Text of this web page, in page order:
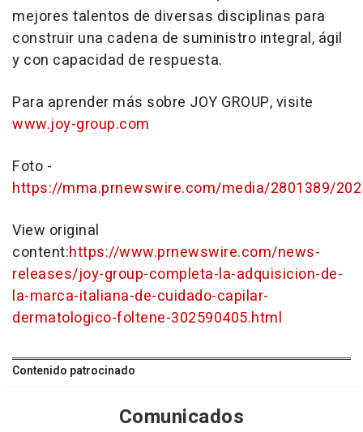
mejores talentos de diversas disciplinas para
construir una cadena de suministro integral, ágil
y con capacidad de respuesta.
Para aprender más sobre JOY GROUP, visite
www.joy-group.com
Foto -
https://mma.prnewswire.com/media/2801389/
View original
content:https://www.prnewswire.com/news-
releases/joy-group-completa-la-adquisicion-de-
la-marca-italiana-de-cuidado-capilar-
dermatologico-foltene-302590405.html
Contenido patrocinado
Comunicados